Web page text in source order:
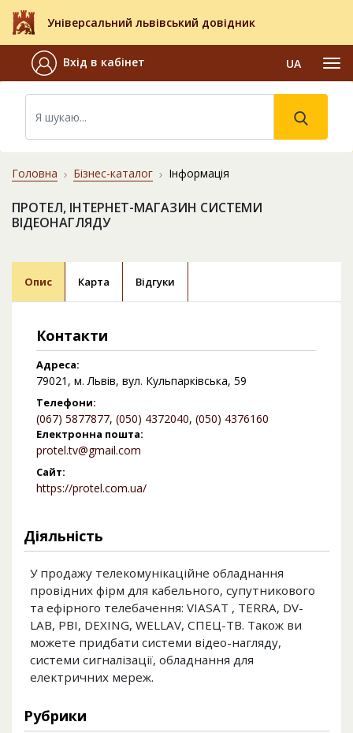
Універсальний львівський довідник
Вхід в кабінет UA
Головна Бізнес-каталог Інформація
ПРОТЕЛ, ІНТЕРНЕТ-МАГАЗИН СИСТЕМИ
ВІДЕОНАГЛЯДУ
Опис Карта Відгуки
Контакти
Адреса:
79021, м. Львів, вул. Кульпарківська, 59
Телефони:
(067) 5877877, (050) 4372040, (050) 4376160
Електронна пошта:
protel.tv@gmail.com
Сайт:
https://protel.com.ua/
Діяльність
У продажу телекомунікаційне обладнання
провідних фірм для кабельного, супутникового
та ефірного телебачення: VIASAT , TERRA, DV-
LAB, PBI, DEXING, WELLAV, СПЕЦ-ТВ. Також ви
можете придбати системи відео-нагляду,
системи сигналізації, обладнання для
електричних мереж.
Рубрики